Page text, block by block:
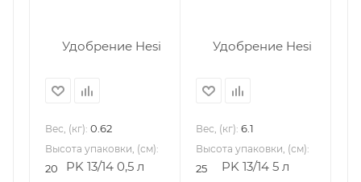
Вес, (кг): 0.62
Высота упаковки, (см):
20
Вес, (кг): 6.1
Высота упаковки, (см):
25